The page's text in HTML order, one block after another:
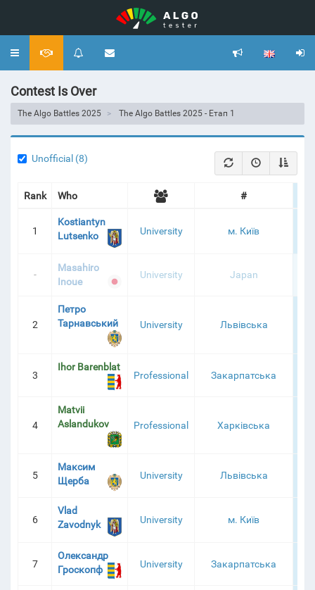
Toggle
Contest Is Over
The Algo Battles 2025 The Algo Battles 2025 - Етап 1
Unofficial (8)
Rank Who #
1
Kostiantyn
Lutsenko
University м. Київ
-
Masahiro
Inoue
University Japan
2
Петро
Тарнавський
University Львівська
3
Ihor Barenblat
Professional Закарпатська
4
Matvii
Aslandukov
Professional Харківська
5
Максим
Щерба
University Львівська
6
Vlad
Zavodnyk
University м. Київ
7
Олександр
Гроскопф
University Закарпатська